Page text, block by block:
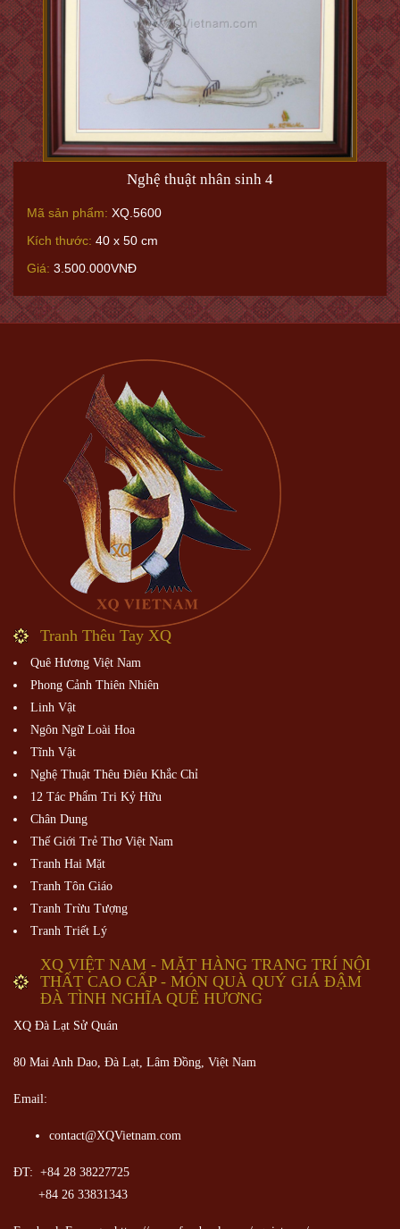
Nghệ thuật nhân sinh 4
Mã sản phẩm: XQ.5600
Kích thước: 40 x 50 cm
Giá: 3.500.000VNĐ
Tranh Thêu Tay XQ
Quê Hương Việt Nam
Phong Cảnh Thiên Nhiên
Linh Vật
Ngôn Ngữ Loài Hoa
Tĩnh Vật
Nghệ Thuật Thêu Điêu Khắc Chỉ
12 Tác Phẩm Tri Kỷ Hữu
Chân Dung
Thế Giới Trẻ Thơ Việt Nam
Tranh Hai Mặt
Tranh Tôn Giáo
Tranh Trừu Tượng
Tranh Triết Lý
XQ VIỆT NAM - MẶT HÀNG TRANG TRÍ NỘI
THẤT CAO CẤP - MÓN QUÀ QUÝ GIÁ ĐẬM
ĐÀ TÌNH NGHĨA QUÊ HƯƠNG
XQ Đà Lạt Sử Quán
80 Mai Anh Dao, Đà Lạt, Lâm Đồng, Việt Nam
Email:
contact@XQVietnam.com
ĐT: +84 28 38227725
+84 26 33831343